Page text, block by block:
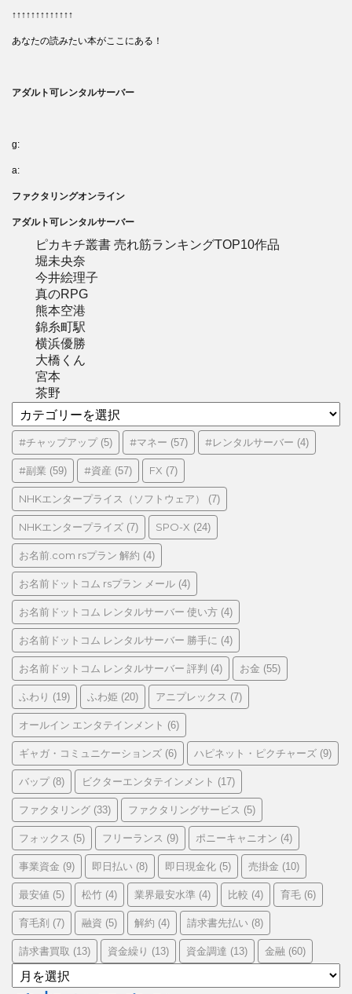
↑↑↑↑↑↑↑↑↑↑↑↑↑
あなたの読みたい本がここにある！
アダルト可レンタルサーバー
g:
a:
ファクタリングオンライン
アダルト可レンタルサーバー
ピカキチ叢書 売れ筋ランキングTOP10作品
堀未央奈
今井絵理子
真のRPG
熊本空港
錦糸町駅
横浜優勝
大橋くん
宮本
茶野
テ
ゴ
リ
ー
#チャップアップ(5) #マネー (57) #レンタルサーバー (4)
#副業 (59) #資産 (57) FX (7)
NHKエンタープライス（ソフトウェア） (7)
NHKエンタープライズ (7) SPO-X (24)
お名前.com rsプラン 解約 (4)
お名前ドットコム rsプラン メール (4)
お名前ドットコム レンタルサーバー 使い方 (4)
お名前ドットコム レンタルサーバー 勝手に (4)
お名前ドットコム レンタルサーバー 評判 (4) お金 (55)
ふわり (19) ふわ姫 (20) アニプレックス (7)
オールイン エンタテインメント (6)
ギャガ・コミュニケーションズ (6) ハピネット・ピクチャーズ (9)
バップ(8) ビクターエンタテインメント (17)
ファクタリング (33) ファクタリングサービス (5)
フォックス (5) フリーランス (9) ポニーキャニオン (4)
事業資金 (9) 即日払い (8) 即日現金化 (5) 売掛金 (10)
最安値 (5) 松竹 (4) 業界最安水準 (4) 比較 (4) 育毛 (6)
育毛剤 (7) 融資 (5) 解約 (4) 請求書先払い (8)
請求書買取 (13) 資金繰り (13) 資金調達 (13) 金融 (60)
ア
ー